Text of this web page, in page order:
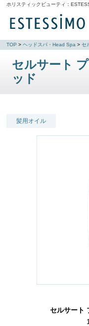
ホリスティックビューティ：
TOP >ヘッドスパ・Head Spa >セ
セルサート
ッド
髪用オイル
セルサート